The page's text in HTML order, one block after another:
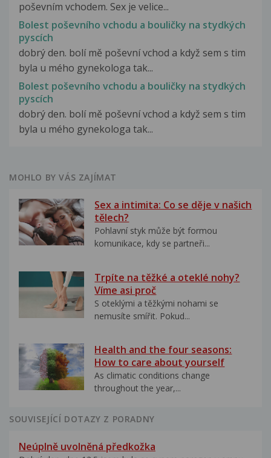
poševním vchodem. Sex je velice...
Bolest poševního vchodu a bouličky na stydkých
pyscích
dobrý den. bolí mě poševní vchod a když sem s tim
byla u mého gynekologa tak...
Bolest poševního vchodu a bouličky na stydkých
pyscích
dobrý den. bolí mě poševní vchod a když sem s tim
byla u mého gynekologa tak...
MOHLO BY VÁS ZAJÍMAT
Sex a intimita: Co se děje v našich
tělech?
Pohlavní styk může být formou
komunikace, kdy se partneři...
Trpíte na těžké a oteklé nohy?
Víme asi proč
S oteklými a těžkými nohami se
nemusíte smířit. Pokud...
Health and the four seasons:
How to care about yourself
As climatic conditions change
throughout the year,...
SOUVISEJÍCÍ DOTAZY Z PORADNY
Neúplně uvolněná předkožka